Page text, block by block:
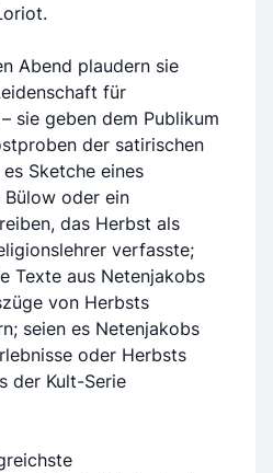
Abend plaudern sie
für
sie geben dem Publikum
der satirischen
Sketche eines
oder ein
das Herbst als
verfasste;
Texte aus Netenjakobs
von Herbsts
seien es Netenjakobs
oder Herbsts
der Kult-Serie